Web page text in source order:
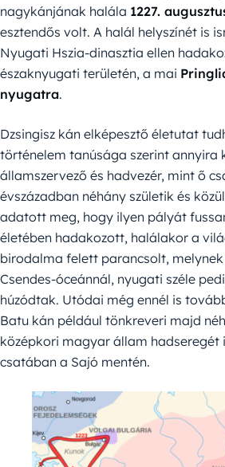
nagykánjának halála 1227.
esztendős volt. A halál helyszínét is
Nyugati Hszia-dinasztia ellen
északnyugati területén, a mai
nyugatra.
Dzsingisz kán elképesztő életutat
történelem tanúsága szerint annyira
államszervező és hadvezér, mint ő
évszázadban néhány születik és
adatott meg, hogy ilyen pályát
életében hadakozott, halálakor a
birodalma felett parancsolt, melynek
Csendes-óceánnál, nyugati széle
húzódtak. Utódai még ennél is
Batu kán például tönkreveri majd
középkori magyar állam hadseregét
csatában a Sajó mentén.